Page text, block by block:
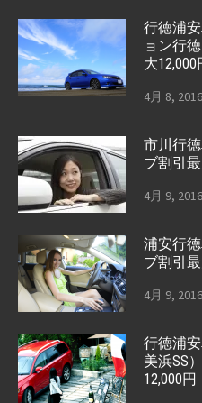
行徳浦
ョン行
大12,000
4月 8, 2016
市川行
ブ割引最
4月 9, 2016
浦安行
ブ割引最
4月 9, 2016
行徳浦
美浜SS
12,000円